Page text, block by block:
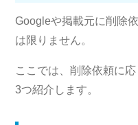
Googleや掲載元に削除
は限りません。
ここでは、削除依頼に
3つ紹介します。